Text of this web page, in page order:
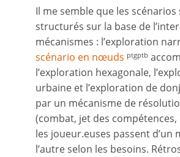
Il me semble que les scénarios
structurés sur la base de
mécanismes : l’exploration
scénario en nœuds ptgptb
l’exploration hexagonale,
urbaine et l’exploration de
par un mécanisme de
(combat, jet des compétences,
les joueur.euses passent d’un
l’autre selon les besoins.